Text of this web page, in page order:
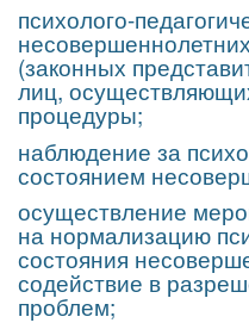
психолого-
(законных
лиц,
процедуры;
наблюдение за
состоянием
осуществление
на нормализацию
состояния
содействие в
проблем;